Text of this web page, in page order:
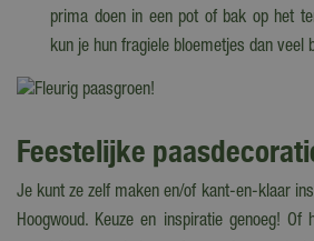
prima doen in een pot of bak op het
kun je hun fragiele bloemetjes dan veel
Feestelijke
Je kunt ze zelf maken en/of kant-en-klaar
Hoogwoud. Keuze en inspiratie genoeg!